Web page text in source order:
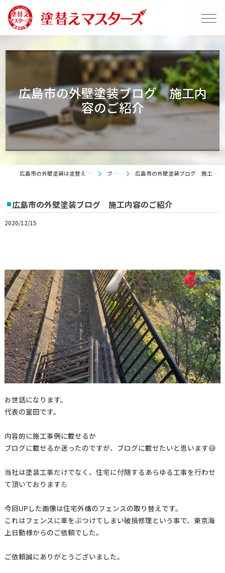
広島市の外壁塗装ブログ 施工内
容のご紹介
広島市の外壁塗装は塗替えマスターズ ブログ 広島市の外壁塗装ブログ 施工内容のご紹介
広島市の外壁塗装ブログ 施工内容のご紹介
2020/12/15
お世話になります。
代表の室田です。
内容的に施工事例に載せるか
ブログに載せるか迷ったのですが、ブログに載せたいと思います😅
当社は塗装工事だけでなく、住宅に付随するあらゆる工事を行わせ
て頂いております💪
今回UPした画像は住宅外構のフェンスの取り替えです。
これはフェンスに車をぶつけてしまい破損修理という事で、東京海
上日動様からのご依頼でした。
ご依頼誠にありがとうございました。